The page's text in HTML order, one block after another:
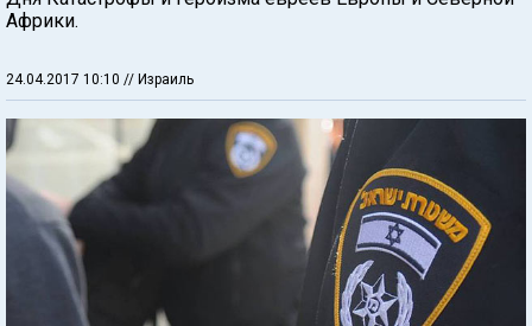
Африки.
24.04.2017 10:10 // Израиль